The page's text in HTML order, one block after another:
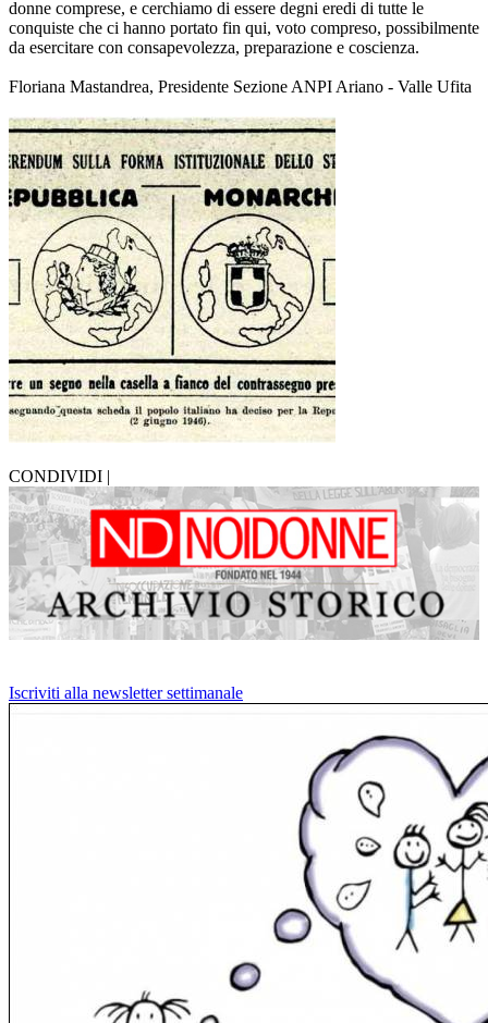
donne comprese, e cerchiamo di essere degni eredi di tutte le
conquiste che ci hanno portato fin qui, voto compreso, possibilmente
da esercitare con consapevolezza, preparazione e coscienza.
Floriana Mastandrea, Presidente Sezione ANPI Ariano - Valle Ufita
CONDIVIDI |
Iscriviti alla newsletter settimanale